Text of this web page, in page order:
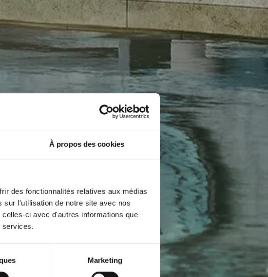
À propos des cookies
des fonctionnalités relatives aux médias
sur l'utilisation de notre site avec nos
ci avec d'autres informations que
services.
Marketing